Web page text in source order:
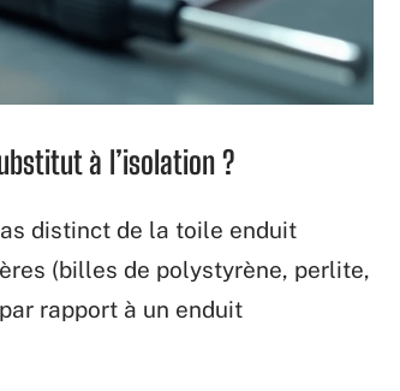
à l’isolation ?
distinct de la toile enduit
(billes de polystyrène, perlite,
rapport à un enduit